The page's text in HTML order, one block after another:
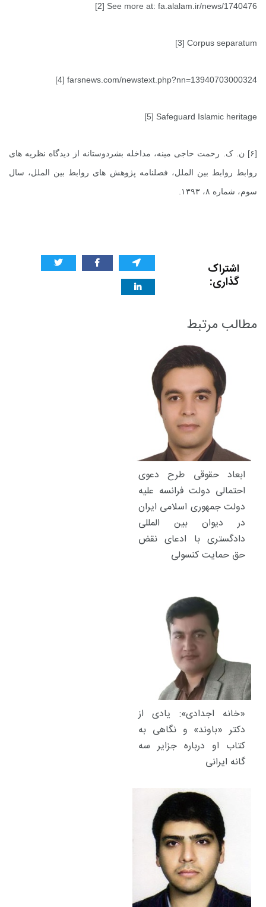
[2] See more at: fa.alalam.ir/news/1740476
[3] Corpus separatum
[4] farsnews.com/newstext.php?nn=13940703000324
[5] Safeguard Islamic heritage
[۶] ن. ک. رحمت حاجی مینه، مداخله بشردوستانه از دیدگاه نظریه های
روابط روابط بین الملل، فصلنامه پژوهش های روابط بین الملل، سال
سوم، شماره ۸، ۱۳۹۳.
اشتراک
گذاری:
مطالب مرتبط
ابعاد حقوقی طرح دعوی
احتمالی دولت فرانسه علیه
دولت جمهوری اسلامی ایران
در دیوان بین المللی
دادگستری با ادعای نقض
حق حمایت کنسولی
«خانه اجدادی»: یادی از
دکتر «باوند» و نگاهی به
کتاب او درباره جزایر سه
گانه ایرانی